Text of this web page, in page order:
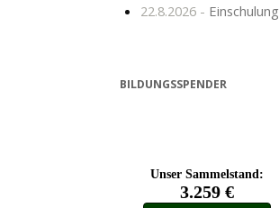
22.8.2026 - Einschulung
BILDUNGSSPENDER